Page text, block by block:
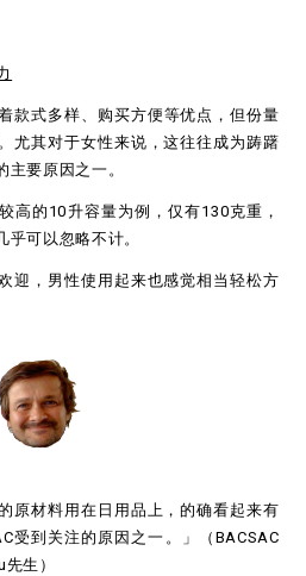
款式多样、购买方便等优点，但份量
尤其对于女性来说，这往往成为踌躇
要原因之一。
高的10升容量为例，仅有130克重，
可以忽略不计。
迎，男性使用起来也感觉相当轻松方
原材料用在日用品上，的确看起来有
受到关注的原因之一。」（BACSAC
生）